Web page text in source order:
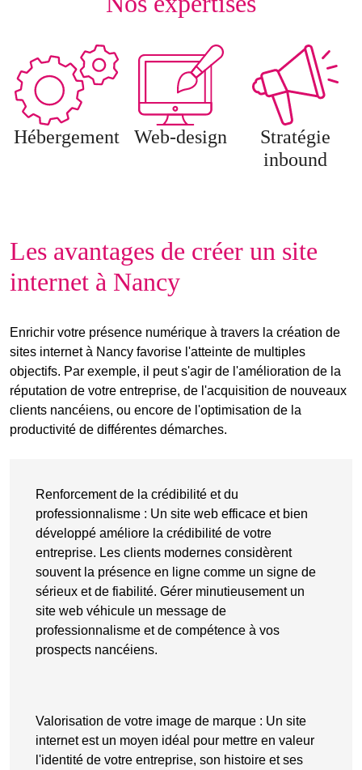
Hébergement Web-design
Stratégie
inbound
Les avantages de créer un site
internet à Nancy
Enrichir votre présence numérique à travers la création de
sites internet à Nancy favorise l'atteinte de multiples
objectifs. Par exemple, il peut s'agir de l'amélioration de la
réputation de votre entreprise, de l'acquisition de nouveaux
clients nancéiens, ou encore de l'optimisation de la
productivité de différentes démarches.
Renforcement de la crédibilité et du
professionnalisme : Un site web efficace et bien
développé améliore la crédibilité de votre
entreprise. Les clients modernes considèrent
souvent la présence en ligne comme un signe de
sérieux et de fiabilité. Gérer minutieusement un
site web véhicule un message de
professionnalisme et de compétence à vos
prospects nancéiens.
Valorisation de votre image de marque : Un site
internet est un moyen idéal pour mettre en valeur
l'identité de votre entreprise, son histoire et ses